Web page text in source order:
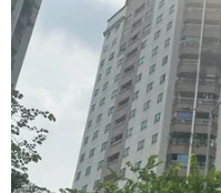
Theo dõi VietnamPlus
MỸ ÁP
Mỹ hoàn trả